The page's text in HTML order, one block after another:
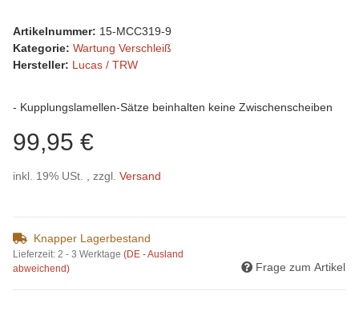
Artikelnummer: 15-MCC319-9
Kategorie: Wartung Verschleiß
Hersteller: Lucas / TRW
- Kupplungslamellen-Sätze beinhalten keine Zwischenscheiben
99,95 €
inkl. 19% USt. , zzgl. Versand
Knapper Lagerbestand
Lieferzeit: 2 - 3 Werktage (DE - Ausland
abweichend)
Frage zum Artikel